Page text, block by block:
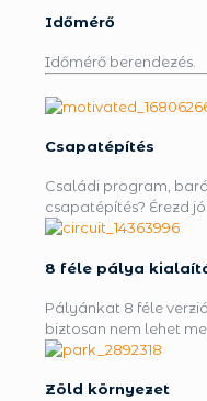
Időmérő
Időmérő berendezés.
Csapatépítés
Családi program,
csapatépítés? Érezd
8 féle pálya
Pályánkat 8 féle
biztosan nem lehet
Zöld környezet